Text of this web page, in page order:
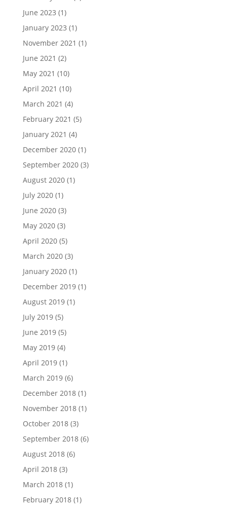
June 2023 (1)
January 2023 (1)
November 2021 (1)
June 2021 (2)
May 2021 (10)
April 2021 (10)
March 2021 (4)
February 2021 (5)
January 2021 (4)
December 2020(1)
September 2020(3)
August 2020(1)
July 2020(1)
June 2020(3)
May 2020(3)
April 2020(5)
March 2020(3)
January 2020(1)
December 2019(1)
August 2019(1)
July 2019(5)
June 2019(5)
May 2019(4)
April 2019(1)
March 2019(6)
December 2018(1)
November 2018(1)
October 2018(3)
September 2018(6)
August 2018(6)
April 2018(3)
March 2018(1)
February 2018(1)